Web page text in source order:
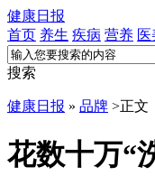
健康日报
首页 养生 疾病 营养 医
搜索
健康日报 » 品牌 >正文
花数十万“